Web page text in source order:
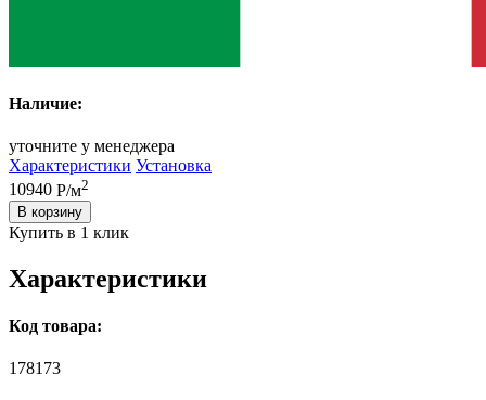
Наличие:
уточните у менеджера
Характеристики Установка
10940 Р/м2
В корзину
Купить в 1 клик
Характеристики
Код товара:
178173